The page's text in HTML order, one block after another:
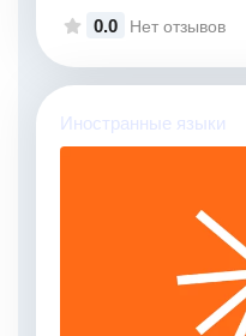
0.0 Нет отзывов
Иностранные языки